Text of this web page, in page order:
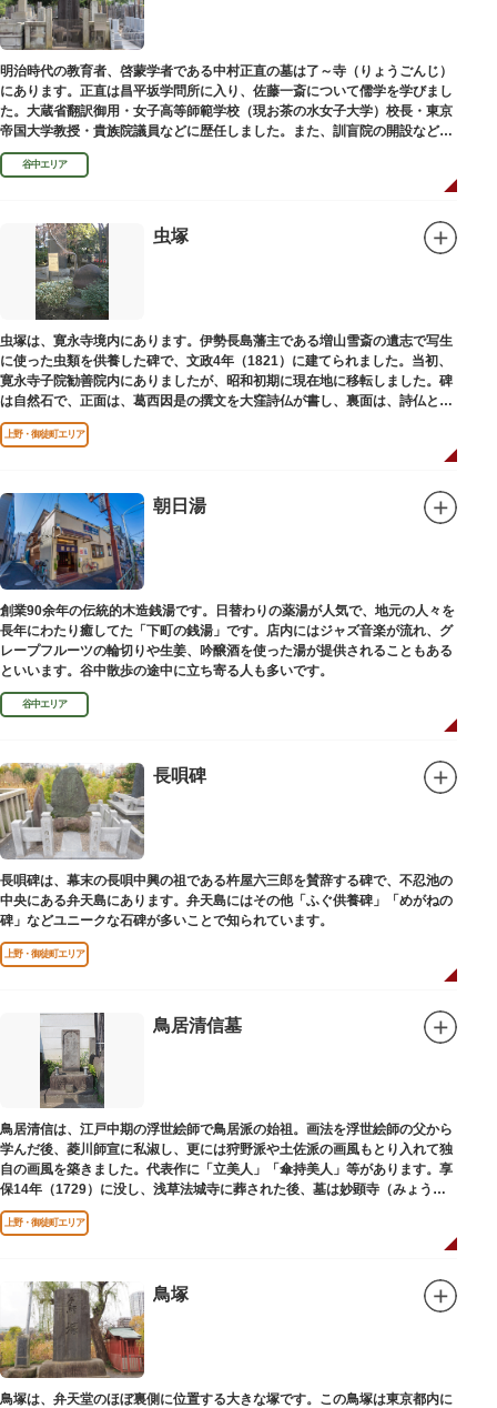
明治時代の教育者、啓蒙学者である中村正直の墓は了～寺（りょうごんじ）
にあります。正直は昌平坂学問所に入り、佐藤一斎について儒学を学びまし
た。大蔵省翻訳御用・女子高等師範学校（現お茶の水女子大学）校長・東京
帝国大学教授・貴族院議員などに歴任しました。また、訓盲院の開設など女
子教育や障害者教育にも力を注ぎました。明治24（1891）病没しました。
谷中エリア
虫塚
虫塚は、寛永寺境内にあります。伊勢長島藩主である増山雪斎の遺志で写生
に使った虫類を供養した碑で、文政4年（1821）に建てられました。当初、
寛永寺子院勧善院内にありましたが、昭和初期に現在地に移転しました。碑
は自然石で、正面は、葛西因是の撰文を大窪詩仏が書し、裏面は、詩仏と菊
池五山の自筆の詩が刻まれています。
上野・御徒町エリア
朝日湯
創業90余年の伝統的木造銭湯です。日替わりの薬湯が人気で、地元の人々を
長年にわたり癒してた「下町の銭湯」です。店内にはジャズ音楽が流れ、グ
レープフルーツの輪切りや生姜、吟醸酒を使った湯が提供されることもある
といいます。谷中散歩の途中に立ち寄る人も多いです。
谷中エリア
長唄碑
長唄碑は、幕末の長唄中興の祖である杵屋六三郎を賛辞する碑で、不忍池の
中央にある弁天島にあります。弁天島にはその他「ふぐ供養碑」「めがねの
碑」などユニークな石碑が多いことで知られています。
上野・御徒町エリア
鳥居清信墓
鳥居清信は、江戸中期の浮世絵師で鳥居派の始祖。画法を浮世絵師の父から
学んだ後、菱川師宣に私淑し、更には狩野派や土佐派の画風もとり入れて独
自の画風を築きました。代表作に「立美人」「傘持美人」等があります。享
保14年（1729）に没し、浅草法城寺に葬された後、墓は妙顕寺（みょうけ
んじ）に移されました。
上野・御徒町エリア
鳥塚
鳥塚は、弁天堂のほぼ裏側に位置する大きな塚です。この鳥塚は東京都内に